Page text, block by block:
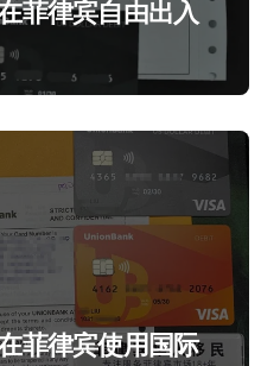
菲律宾自由出入
菲律宾使用国际